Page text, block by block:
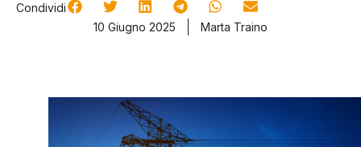
Condividi
10 Giugno 2025
Marta Traino